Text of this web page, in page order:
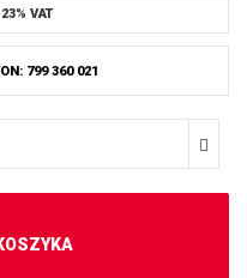
VAT
799 360 021